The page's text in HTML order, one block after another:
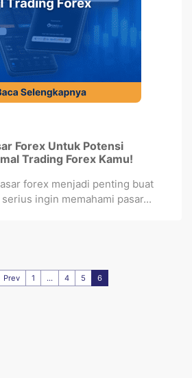
Forex Untuk Potensi
Trading Forex Kamu!
forex menjadi penting buat
ingin memahami pasar...
Prev 1 ... 4 5 6